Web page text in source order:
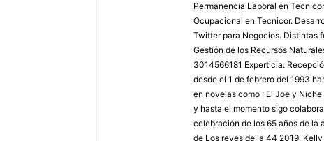
Permanencia Laboral en
Ocupacional en Tecnicor.
Twitter para Negocios. Distintas
Gestión de los Recursos
3014566181 Experticia:
desde el 1 de febrero del 1993
en novelas como : El Joe y
y hasta el momento sigo
celebración de los 65 años de la
de Los reyes de la 44 2019,